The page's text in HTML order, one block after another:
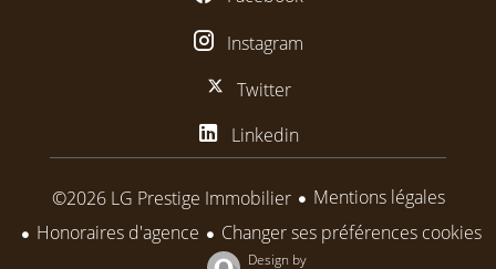
Instagram
Twitter
Linkedin
©2026 LG Prestige Immobilier
Mentions légales
Honoraires d'agence
Changer ses préférences cookies
Design by